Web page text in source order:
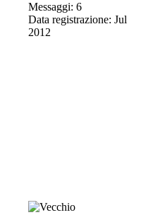
Messaggi: 6
Data registrazione: Jul
2012